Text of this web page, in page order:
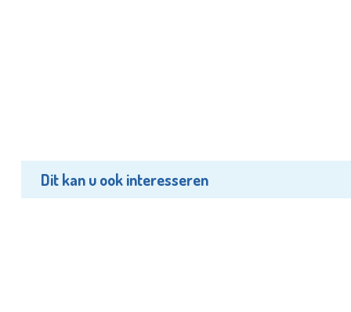
Dit kan u ook interesseren